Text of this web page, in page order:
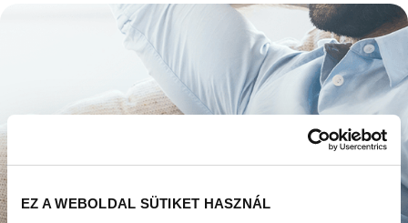
EZ A WEBOLDAL SÜTIKET HASZNÁL